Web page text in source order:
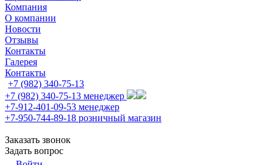
Компания
О компании
Новости
Отзывы
Контакты
Галерея
Контакты
+7 (982) 340-75-13
+7 (982) 340-75-13 менеджер
+7-912-401-09-53 менеджер
+7-950-744-89-18 розничный магазин
Заказать звонок
Задать вопрос